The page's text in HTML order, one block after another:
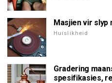
Masjien vir slyp
Huislikheid
Gradering
spesifikasies,